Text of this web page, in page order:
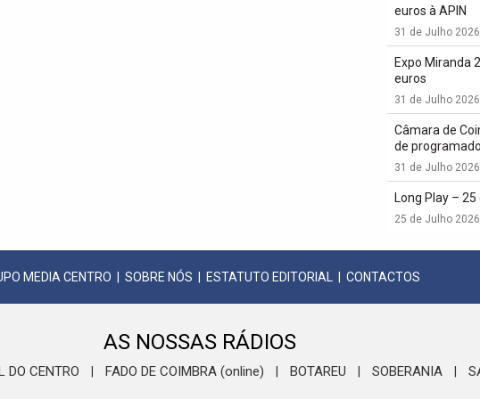
euros à APIN
31 de Julho 2026
Expo Miranda
euros
31 de Julho 2026
Câmara de
de
31 de Julho 2026
Long Play –
25 de Julho 2026
MEDIA CENTRO SOBRE NÓS ESTATUTO EDITORIAL CONTACTOS
AS NOSSAS RÁDIOS
DO CENTRO FADO DE COIMBRA (online) BOTAREU SOBERANIA